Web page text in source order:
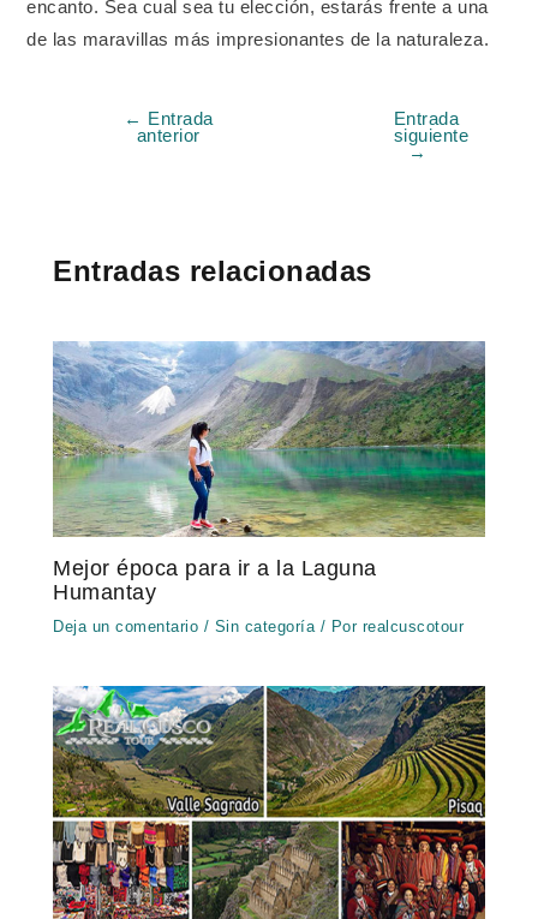
encanto. Sea cual sea tu elección, estarás frente a una
de las maravillas más impresionantes de la naturaleza.
←
Entrada
anterior
Entrada
siguiente
→
Entradas relacionadas
Mejor época para ir a la Laguna
Humantay
Deja un comentario / Sin categoría / Por realcuscotour